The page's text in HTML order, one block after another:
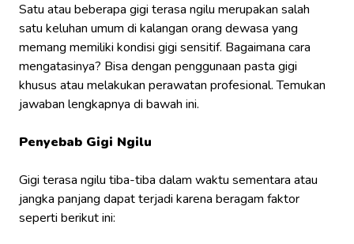
Satu atau beberapa gigi terasa ngilu merupakan salah
satu keluhan umum di kalangan orang dewasa yang
memang memiliki kondisi gigi sensitif. Bagaimana cara
mengatasinya? Bisa dengan penggunaan pasta gigi
khusus atau melakukan perawatan profesional. Temukan
jawaban lengkapnya di bawah ini.
Penyebab Gigi Ngilu
Gigi terasa ngilu tiba-tiba dalam waktu sementara atau
jangka panjang dapat terjadi karena beragam faktor
seperti berikut ini: